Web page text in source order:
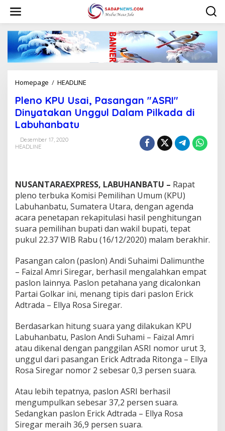
w
Homepage / HEADLINE
e
n
o
i
P
a
s
a
n
g
n
"
A
S
R
I
D
i
n
y
a
t
k
a
n
U
n
Pleno KPU Usai, Pasangan "ASRI"
Dinyatakan Unggul Dalam Pilkada di
Labuhanbatu
Desember 17, 2020
HEADLINE
NUSANTARAEXPRESS, LABUHANBATU – Rapat
pleno terbuka Komisi Pemilihan Umum (KPU)
Labuhanbatu, Sumatera Utara, dengan agenda
acara penetapan rekapitulasi hasil penghitungan
suara pemilihan bupati dan wakil bupati, tepat
pukul 22.37 WIB Rabu (16/12/2020) malam berakhir.
Pasangan calon (paslon) Andi Suhaimi Dalimunthe
– Faizal Amri Siregar, berhasil mengalahkan empat
paslon lainnya. Paslon petahana yang dicalonkan
Partai Golkar ini, menang tipis dari paslon Erick
Adtrada – Ellya Rosa Siregar.
Berdasarkan hitung suara yang dilakukan KPU
Labuhanbatu, Paslon Andi Suhami – Faizal Amri
atau dikenal dengan panggilan ASRI nomor urut 3,
unggul dari pasangan Erick Adtrada Ritonga – Ellya
Rosa Siregar nomor 2 sebesar 0,3 persen suara.
Atau lebih tepatnya, paslon ASRI berhasil
mengumpulkan sebesar 37,2 persen suara.
Sedangkan paslon Erick Adtrada – Ellya Rosa
Siregar meraih 36,9 persen suara.